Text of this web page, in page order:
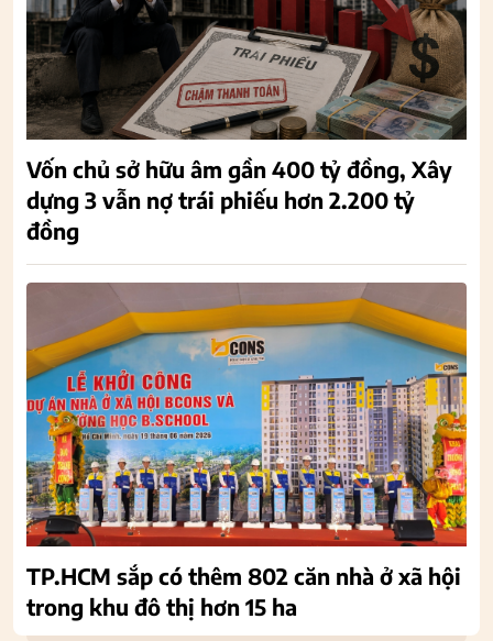
Vốn chủ sở hữu âm gần 400 tỷ đồng, Xây
dựng 3 vẫn nợ trái phiếu hơn 2.200 tỷ
đồng
TP.HCM sắp có thêm 802 căn nhà ở xã hội
trong khu đô thị hơn 15 ha